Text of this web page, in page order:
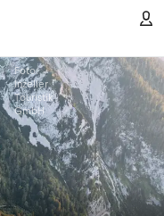
Foto:
Inzeller
Touristik
GmbH